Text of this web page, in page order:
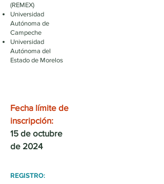
(REMEX)
Universidad
Autónoma de
Campeche
Universidad
Autónoma del
Estado de Morelos
Fecha límite de
inscripción:
15 de octubre
de 2024
REGISTRO: